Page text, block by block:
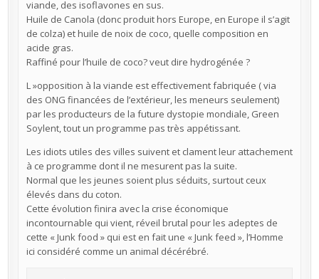
viande, des isoflavones en sus.
Huile de Canola (donc produit hors Europe, en Europe il s’agit
de colza) et huile de noix de coco, quelle composition en
acide gras.
Raffiné pour l’huile de coco? veut dire hydrogénée ?
L »opposition à la viande est effectivement fabriquée ( via
des ONG financées de l’extérieur, les meneurs seulement)
par les producteurs de la future dystopie mondiale, Green
Soylent, tout un programme pas très appétissant.
Les idiots utiles des villes suivent et clament leur attachement
à ce programme dont il ne mesurent pas la suite.
Normal que les jeunes soient plus séduits, surtout ceux
élevés dans du coton.
Cette évolution finira avec la crise économique
incontournable qui vient, réveil brutal pour les adeptes de
cette « Junk food » qui est en fait une « Junk feed », l’Homme
ici considéré comme un animal décérébré.